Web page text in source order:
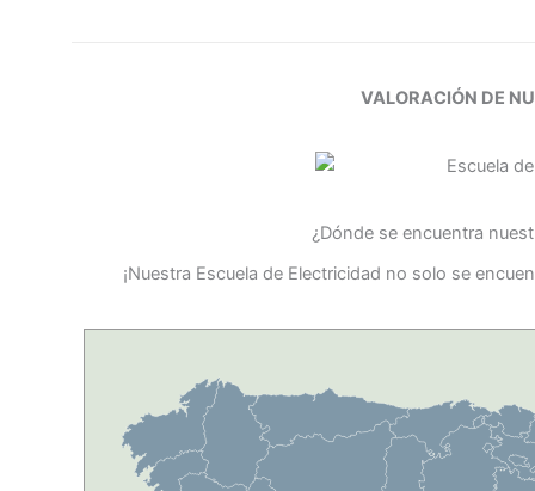
VALORACIÓN DE
¿Dónde se encuentra
¡Nuestra Escuela de Electricidad no solo se